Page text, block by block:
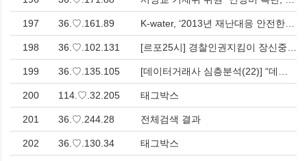
197 36.♡.161.89
198 36.♡.102.131
199 36.♡.135.105
200 114.♡.32.205 태그박스
201 36.♡.244.28 전체검색 결과
202 36.♡.130.34 태그박스